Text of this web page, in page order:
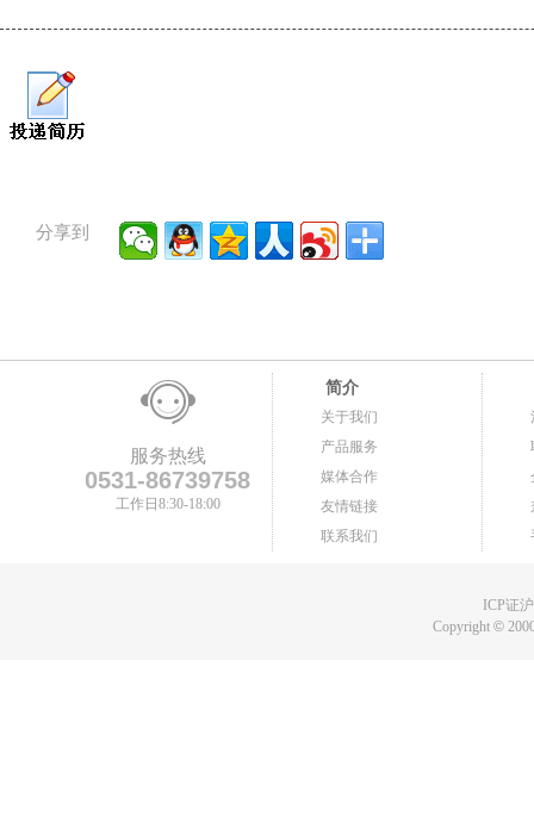
分享到
服务热线
0531-86739758
工作日8:30-18:00
简介
关于我们
产品服务
媒体合作
友情链接
联系我们
ICP证
Copyright©